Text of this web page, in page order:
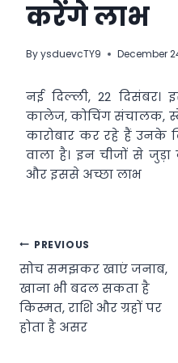
करेंगे लाभ
ByysduevcTY9 December
नई दिल्ली, 22
कालेज, कोचिंग संचालक,
कारोबार कर रहे हैं उनके
वाला है। इन चीजों से
और इससे अच्छा लाभ
Post
navigation
PREVIOUS
सोच समझकर खाएं जनाब,
खाना भी बदल सकता है
किस्मत, राशि और ग्रहों पर
होता है असर